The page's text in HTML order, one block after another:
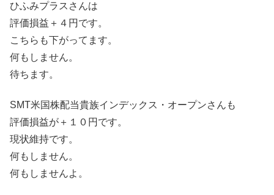
ひふみプラスさんは
評価損益＋４円です。
こちらも下がってます。
何もしません。
待ちます。
SMT米国株配当貴族インデックス・オープンさんも
評価損益が＋１０円です。
現状維持です。
何もしません。
何もしませんよ。